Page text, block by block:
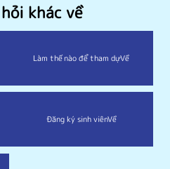
khác về
Làm thế nào để tham dựVề
Đăng ký sinh viênVề